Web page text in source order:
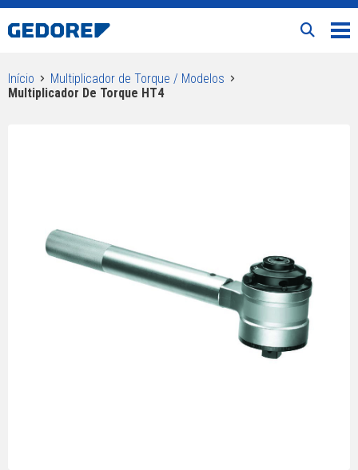
Início
Multiplicador de Torque / Modelos
Multiplicador De Torque HT4